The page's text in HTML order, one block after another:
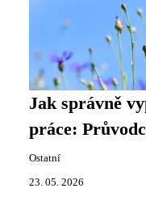
Jak správně
práce:
Ostatní
23. 05. 2026